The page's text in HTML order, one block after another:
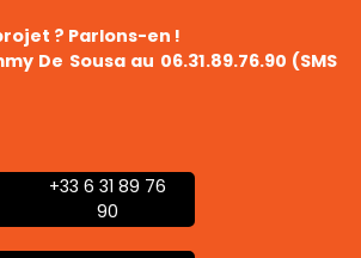
? Parlons-en !
De Sousa au 06.31.89.76.90 (SMS
+33 6 31 89 76
90